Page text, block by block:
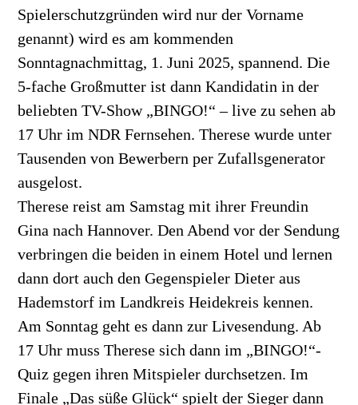
Spielerschutzgründen wird nur der Vorname
genannt) wird es am kommenden
Sonntagnachmittag, 1. Juni 2025, spannend. Die
5-fache Großmutter ist dann Kandidatin in der
beliebten TV-Show „BINGO!“ – live zu sehen ab
17 Uhr im NDR Fernsehen. Therese wurde unter
Tausenden von Bewerbern per Zufallsgenerator
ausgelost.
Therese reist am Samstag mit ihrer Freundin
Gina nach Hannover. Den Abend vor der Sendung
verbringen die beiden in einem Hotel und lernen
dann dort auch den Gegenspieler Dieter aus
Hademstorf im Landkreis Heidekreis kennen.
Am Sonntag geht es dann zur Livesendung. Ab
17 Uhr muss Therese sich dann im „BINGO!“-
Quiz gegen ihren Mitspieler durchsetzen. Im
Finale „Das süße Glück“ spielt der Sieger dann